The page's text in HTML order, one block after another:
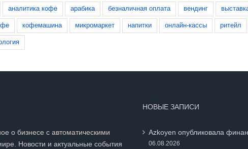
аналитика кофе арабика безналичная оплата вендинг
кофемашина микромаркет напитки онлайн-кассы ритейл
о бизнесе с автоматическими
Новости и актуальные события
НОВЫЕ ЗАПИСИ
Azkoyen опубликовала
06.08.2026